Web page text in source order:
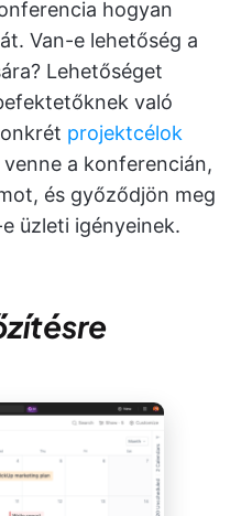
hogyan
Van-e lehetőség a
Lehetőséget
való
projektcélok
a konferencián,
és győződjön meg
üzleti igényeinek.